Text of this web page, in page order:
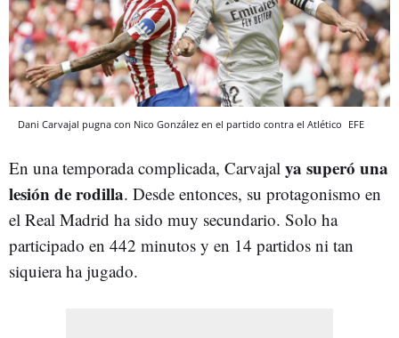
Dani Carvajal pugna con Nico González en el partido contra el Atlético EFE
En una temporada complicada, Carvajal ya superó una
lesión de rodilla. Desde entonces, su protagonismo en
el Real Madrid ha sido muy secundario. Solo ha
participado en 442 minutos y en 14 partidos ni tan
siquiera ha jugado.